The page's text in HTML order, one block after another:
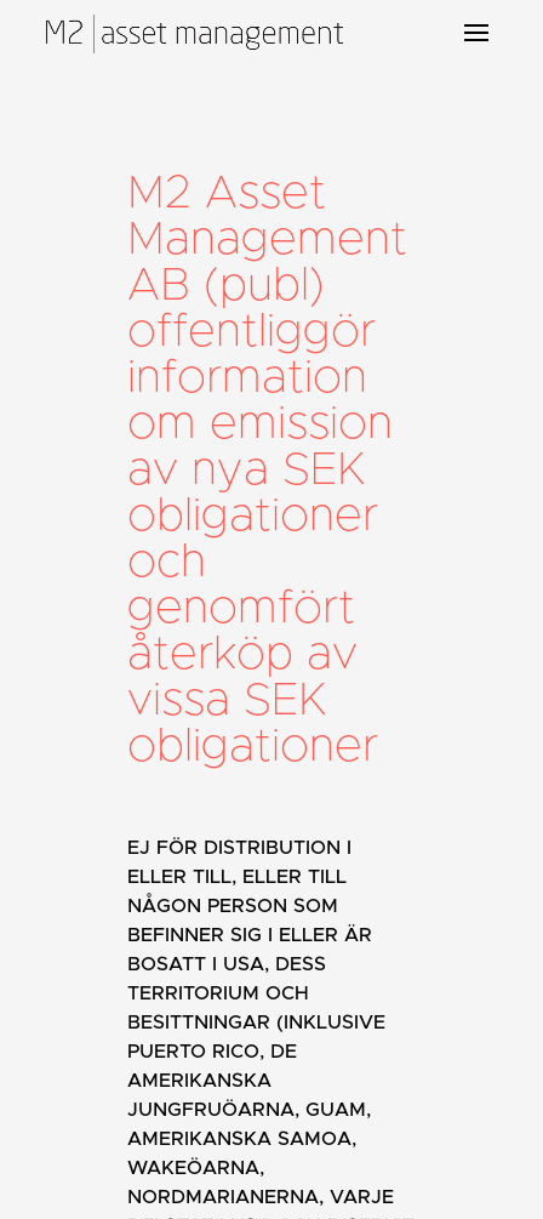
M2 Asset
Management
AB (publ)
offentliggör
information
om emission
av nya SEK
obligationer
och
genomfört
återköp av
vissa SEK
obligationer
EJ FÖR DISTRIBUTION I
ELLER TILL, ELLER TILL
NÅGON PERSON SOM
BEFINNER SIG I ELLER ÄR
BOSATT I USA, DESS
TERRITORIUM OCH
BESITTNINGAR (INKLUSIVE
PUERTO RICO, DE
AMERIKANSKA
JUNGFRUÖARNA, GUAM,
AMERIKANSKA SAMOA,
WAKEÖARNA,
NORDMARIANERNA, VARJE